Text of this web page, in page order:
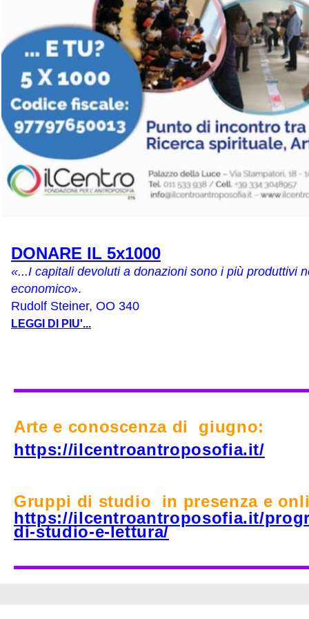
DONARE IL 5x1000
«...I capitali devoluti a donazioni sono i più produttivi
economico».
Rudolf Steiner, OO 340
LEGGI DI PIU'...
Arte e conoscenza di
giugno:
https://ilcentroantroposofia.it/
Gruppi di studio in presenza e
https://ilcentroantroposofia.it/
di-studio-e-lettura/